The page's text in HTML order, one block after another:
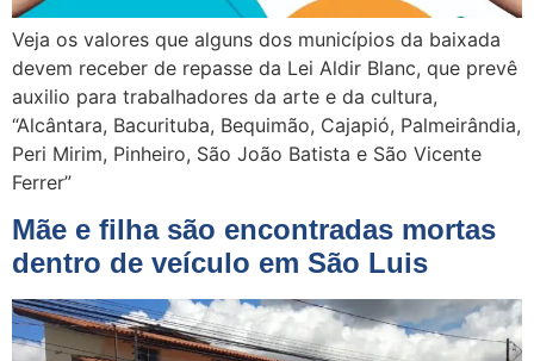
Veja os valores que alguns dos municípios da baixada
devem receber de repasse da Lei Aldir Blanc, que prevê
auxilio para trabalhadores da arte e da cultura,
“Alcântara, Bacurituba, Bequimão, Cajapió, Palmeirândia,
Peri Mirim, Pinheiro, São João Batista e São Vicente
Ferrer”
Mãe e filha são encontradas mortas
dentro de veículo em São Luis